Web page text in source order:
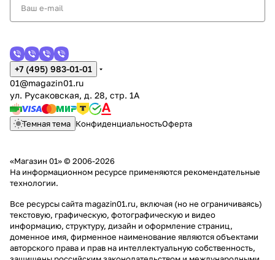
+7 (495) 983-01-01
01@magazin01.ru
ул. Русаковская, д. 28, стр. 1А
Темная тема КонфиденциальностьОферта
«Магазин 01» © 2006-2026
На информационном ресурсе применяются рекомендательные
технологии.
Все ресурсы сайта magazin01.ru, включая (но не ограничиваясь)
текстовую, графическую, фотографическую и видео
информацию, структуру, дизайн и оформление страниц,
доменное имя, фирменное наименование являются объектами
авторского права и прав на интеллектуальную собственность,